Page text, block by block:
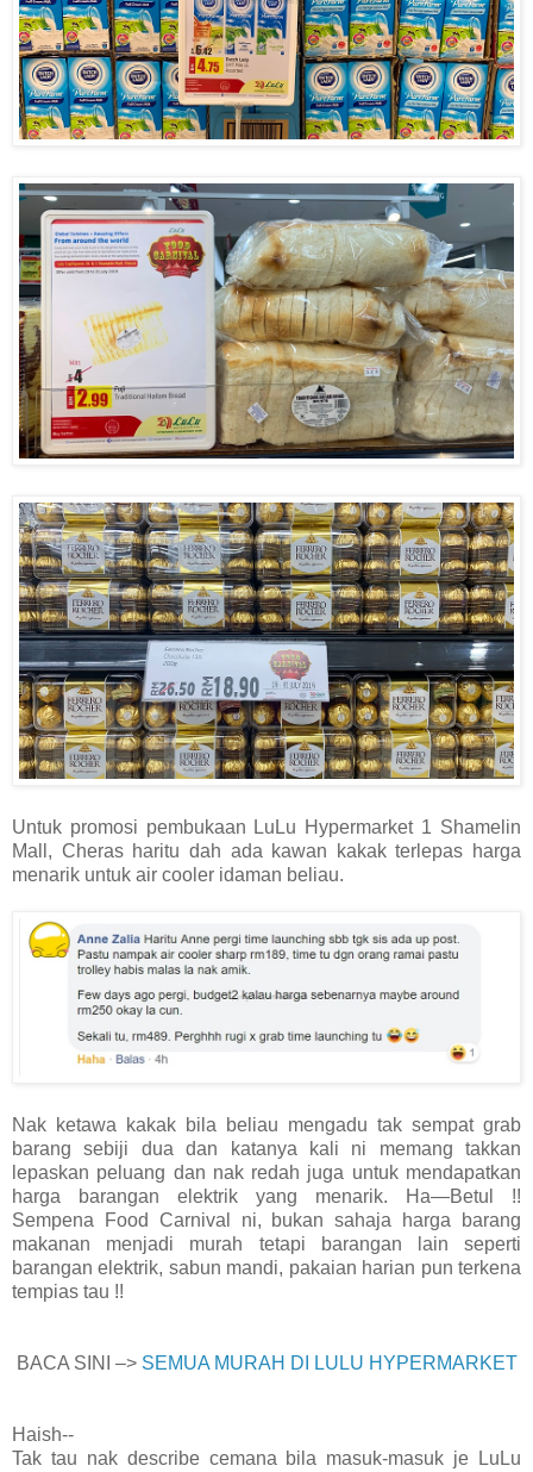
Untuk promosi pembukaan LuLu Hypermarket 1 Shamelin
Mall, Cheras haritu dah ada kawan kakak terlepas harga
menarik untuk air cooler idaman beliau.
Nak ketawa kakak bila beliau mengadu tak sempat grab
barang sebiji dua dan katanya kali ni memang takkan
lepaskan peluang dan nak redah juga untuk mendapatkan
harga barangan elektrik yang menarik. Ha—Betul !!
Sempena Food Carnival ni, bukan sahaja harga barang
makanan menjadi murah tetapi barangan lain seperti
barangan elektrik, sabun mandi, pakaian harian pun terkena
tempias tau !!
BACA SINI –> SEMUA MURAH DI LULU HYPERMARKET
Haish--
Tak tau nak describe cemana bila masuk-masuk je LuLu